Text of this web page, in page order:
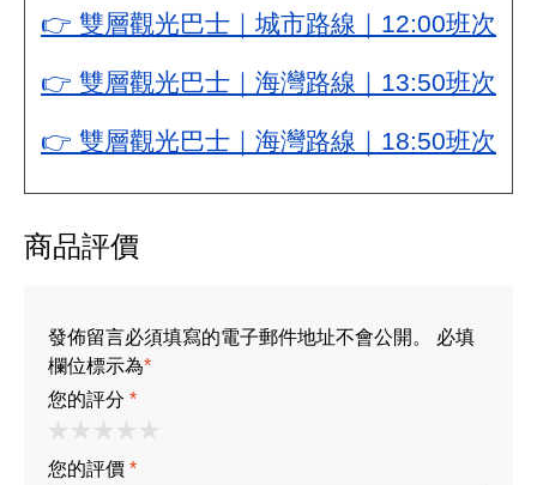
👉 雙層觀光巴士｜城市路線｜12:00班次
👉 雙層觀光巴士｜海灣路線｜13:50班次
👉 雙層觀光巴士｜海灣路線｜18:50班次
商品評價
發佈留言必須填寫的電子郵件地址不會公開。 必填
欄位標示為*
您的評分 *
您的評價 *